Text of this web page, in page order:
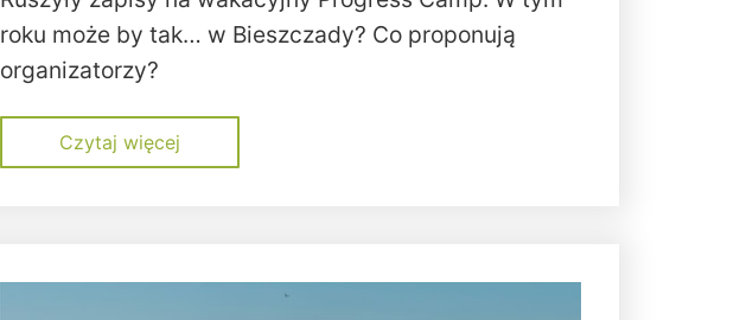
roku może by tak… w Bieszczady? Co proponują
organizatorzy?
Czytaj więcej